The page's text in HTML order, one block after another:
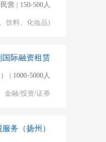
民营 | 150-500人
饮料、化妆品)
国际融资租赁
| 1000-5000人
金融/投资/证券
务（扬州）